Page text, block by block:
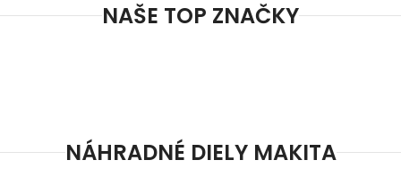
NAŠE TOP ZNAČKY
NÁHRADNÉ DIELY MAKITA